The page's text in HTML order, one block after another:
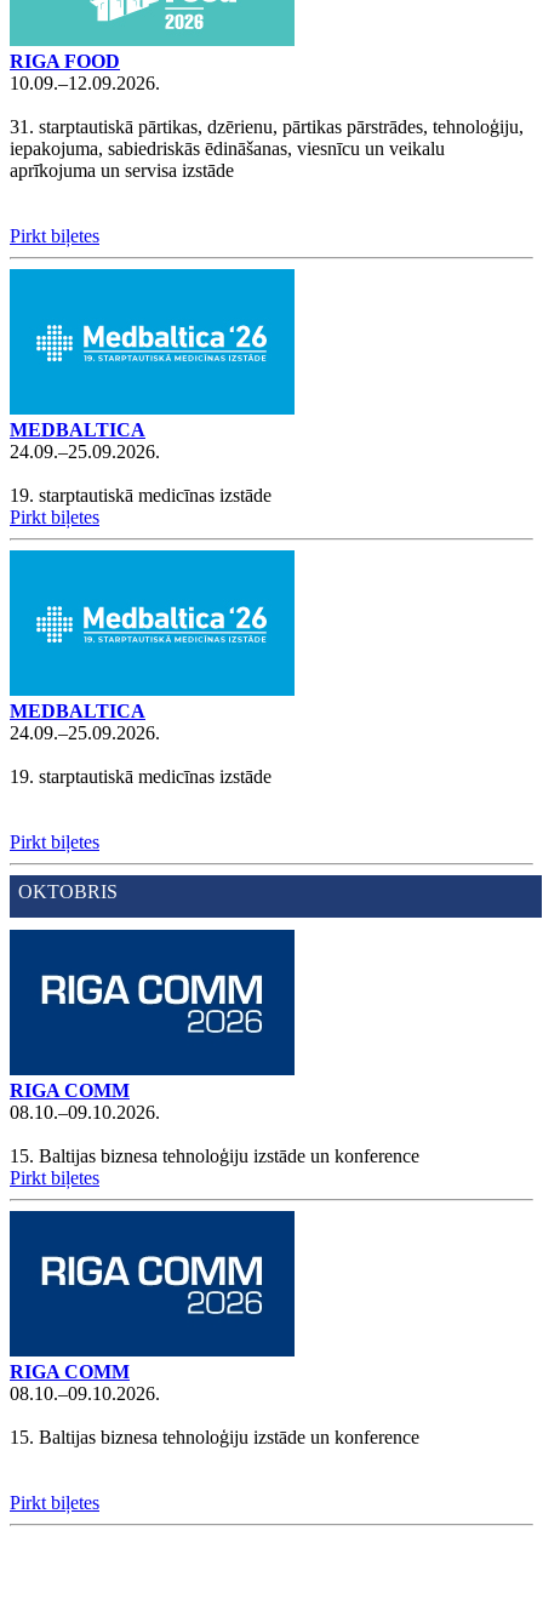
RIGA FOOD
10.09.–12.09.2026.
31. starptautiskā pārtikas, dzērienu, pārtikas pārstrādes, tehnoloģiju,
iepakojuma, sabiedriskās ēdināšanas, viesnīcu un veikalu
aprīkojuma un servisa izstāde
Pirkt biļetes
MEDBALTICA
24.09.–25.09.2026.
19. starptautiskā medicīnas izstāde
Pirkt biļetes
MEDBALTICA
24.09.–25.09.2026.
19. starptautiskā medicīnas izstāde
Pirkt biļetes
OKTOBRIS
RIGA COMM
08.10.–09.10.2026.
15. Baltijas biznesa tehnoloģiju izstāde un konference
Pirkt biļetes
RIGA COMM
08.10.–09.10.2026.
15. Baltijas biznesa tehnoloģiju izstāde un konference
Pirkt biļetes